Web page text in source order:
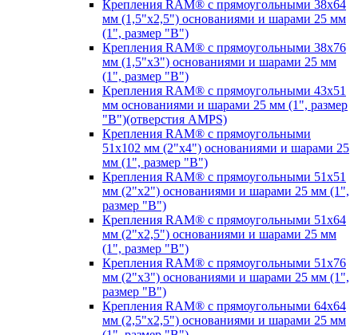
Крепления RAM® с прямоугольными 38х64
мм (1,5"х2,5") основаниями и шарами 25 мм
(1", размер "B")
Крепления RAM® с прямоугольными 38х76
мм (1,5"х3") основаниями и шарами 25 мм
(1", размер "B")
Крепления RAM® с прямоугольными 43x51
мм основаниями и шарами 25 мм (1", размер
"B")(отверстия AMPS)
Крепления RAM® с прямоугольными
51х102 мм (2"х4") основаниями и шарами 25
мм (1", размер "B")
Крепления RAM® с прямоугольными 51х51
мм (2"х2") основаниями и шарами 25 мм (1",
размер "B")
Крепления RAM® с прямоугольными 51х64
мм (2"х2,5") основаниями и шарами 25 мм
(1", размер "B")
Крепления RAM® с прямоугольными 51х76
мм (2"х3") основаниями и шарами 25 мм (1",
размер "B")
Крепления RAM® с прямоугольными 64х64
мм (2,5"х2,5") основаниями и шарами 25 мм